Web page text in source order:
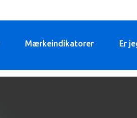
Mærkeindikatorer Er